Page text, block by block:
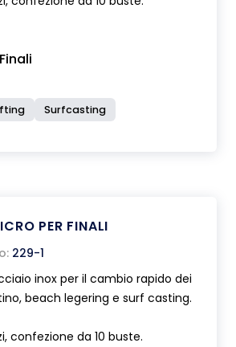
Surfcasting
PER FINALI
229-1
inox per il cambio rapido dei
beach legering e surf casting.
confezione da 10 buste.